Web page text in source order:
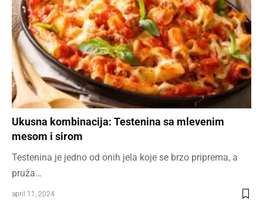
Ukusna kombinacija: Testenina sa mlevenim
mesom i sirom
Testenina je jedno od onih jela koje se brzo priprema, a
pruža…
april 11, 2024